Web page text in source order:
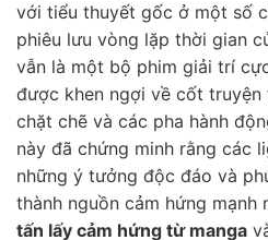
với tiểu thuyết gốc ở một số
phiêu lưu vòng lặp thời gian
vẫn là một bộ phim giải trí
được khen ngợi về cốt truyện
chặt chẽ và các pha hành
này đã chứng minh rằng các
những ý tưởng độc đáo và
thành nguồn cảm hứng mạnh
tấn lấy cảm hứng từ manga